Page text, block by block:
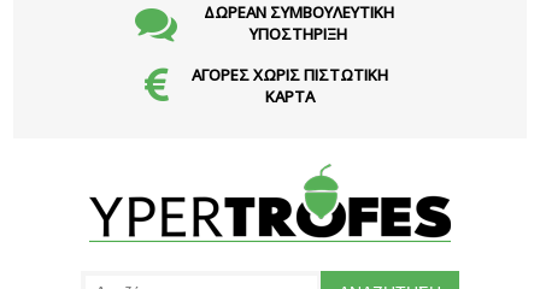
ΔΩΡΕΑΝ ΣΥΜΒΟΥΛΕΥΤΙΚΗ
ΥΠΟΣΤΗΡΙΞΗ
ΑΓΟΡΕΣ ΧΩΡΙΣ ΠΙΣΤΩΤΙΚΗ
ΚΑΡΤΑ